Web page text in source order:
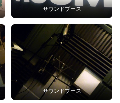
サウンドブース
サウンドブース